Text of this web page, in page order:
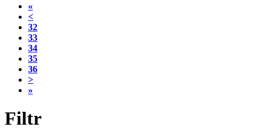
«
<
32
33
34
35
36
>
»
Filtr